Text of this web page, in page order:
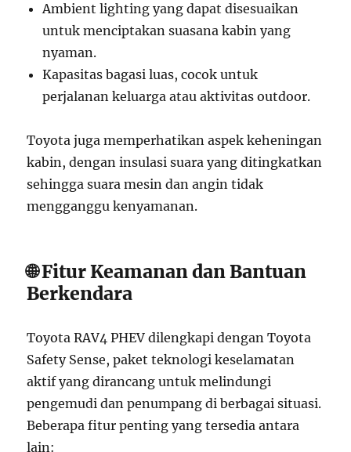
Ambient lighting yang dapat disesuaikan
untuk menciptakan suasana kabin yang
nyaman.
Kapasitas bagasi luas, cocok untuk
perjalanan keluarga atau aktivitas outdoor.
Toyota juga memperhatikan aspek keheningan
kabin, dengan insulasi suara yang ditingkatkan
sehingga suara mesin dan angin tidak
mengganggu kenyamanan.
🌐 Fitur Keamanan dan Bantuan
Berkendara
Toyota RAV4 PHEV dilengkapi dengan Toyota
Safety Sense, paket teknologi keselamatan
aktif yang dirancang untuk melindungi
pengemudi dan penumpang di berbagai situasi.
Beberapa fitur penting yang tersedia antara
lain: